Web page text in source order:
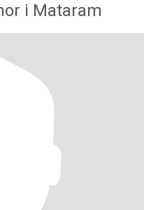
i Mataram